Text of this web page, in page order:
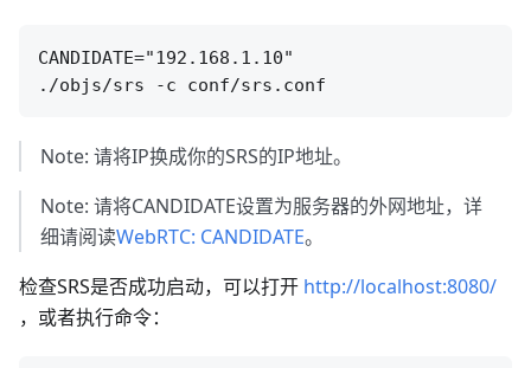
CANDIDATE="192.168.1.10"
Note: 请将IP换成你的SRS的IP地址。
Note: 请将CANDIDATE设置为服务器的外网地址，详
细请阅读WebRTC: CANDIDATE。
检查SRS是否成功启动，可以打开 http://localhost:8080/
，或者执行命令：